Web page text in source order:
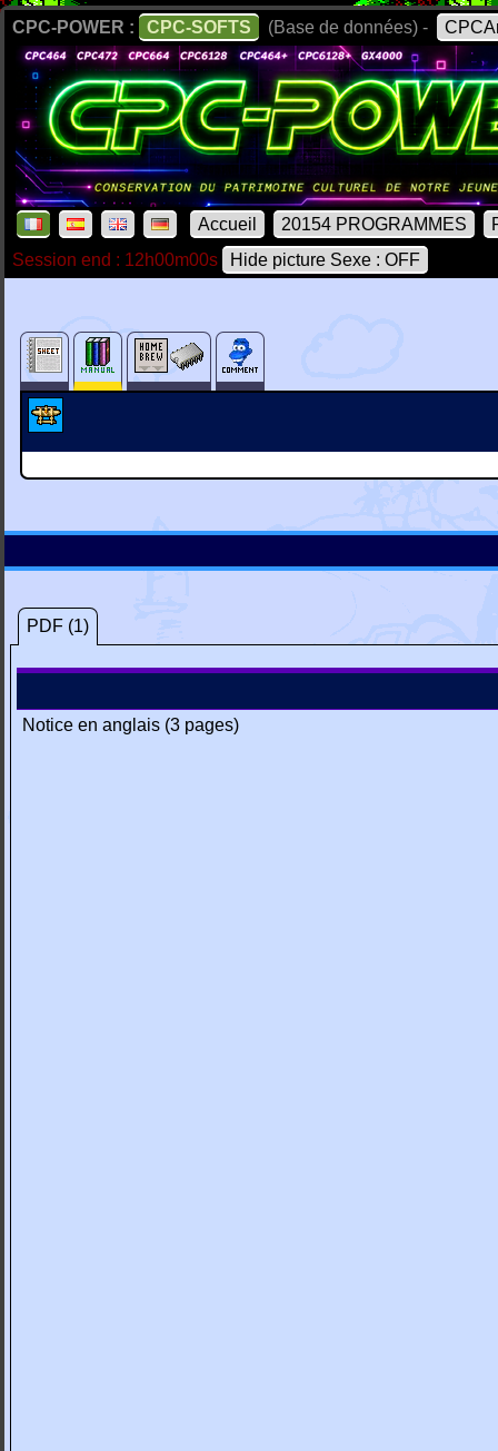
CPC-POWER : CPC-SOFTS (Base de données) -
Accueil 20154 PROGRAMMES
Session end : 12h00m00s
Hide picture Sexe : OFF
PDF (1)
Notice en anglais (3 pages)